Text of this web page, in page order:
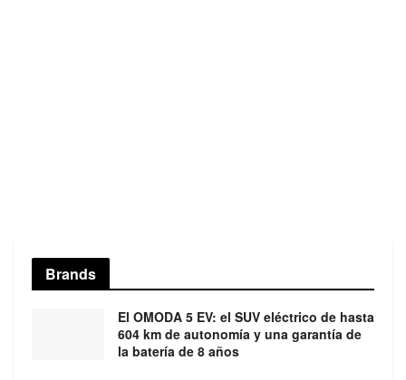
Brands
El OMODA 5 EV: el SUV eléctrico de hasta
604 km de autonomía y una garantía de
la batería de 8 años